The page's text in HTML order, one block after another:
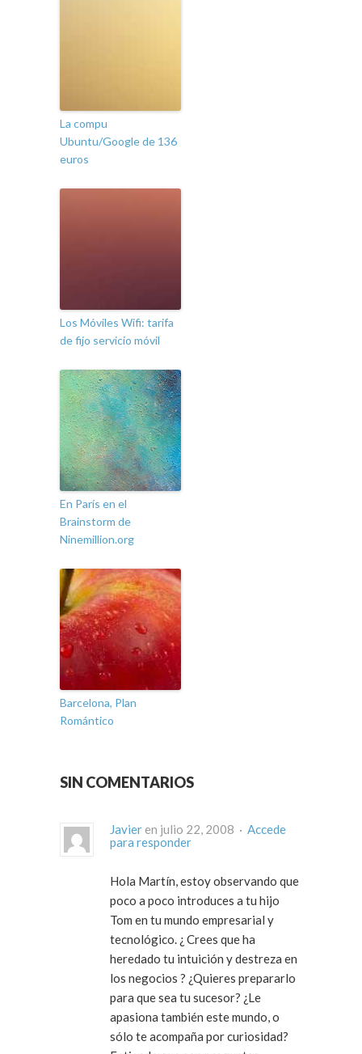
La compu
Ubuntu/Google de 136
euros
Los Móviles Wifi: tarifa
de fijo servicio móvil
En París en el
Brainstorm de
Ninemillion.org
Barcelona, Plan
Romántico
SIN COMENTARIOS
Javier en julio 22, 2008 · Accede
para responder
Hola Martín, estoy observando que
poco a poco introduces a tu hijo
Tom en tu mundo empresarial y
tecnológico. ¿ Crees que ha
heredado tu intuición y destreza en
los negocios ? ¿Quieres prepararlo
para que sea tu sucesor? ¿Le
apasiona también este mundo, o
sólo te acompaña por curiosidad?